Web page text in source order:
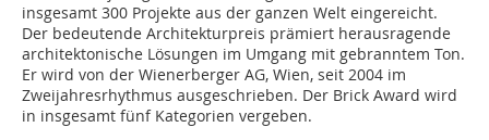
insgesamt 300 Projekte aus der ganzen Welt eingereicht.
Der bedeutende Architekturpreis prämiert herausragende
architektonische Lösungen im Umgang mit gebranntem Ton.
Er wird von der Wienerberger AG, Wien, seit 2004 im
Zweijahresrhythmus ausgeschrieben. Der Brick Award wird
in insgesamt fünf Kategorien vergeben.